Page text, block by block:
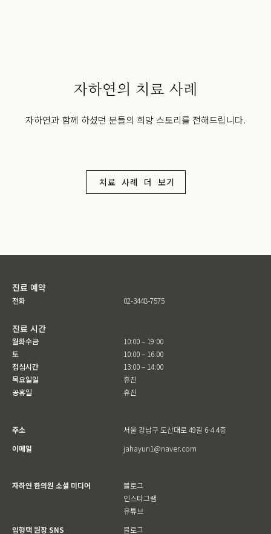
자하연의 치료 사례
자하연과 함께 하셨던 분들의 희망 스토리를 전해드립니다.
치료 사례 더 보기
진료 예약
전화 02-3448-7575
진료 시간
월화수금
토
점심시간
목요일일
공휴일
10:00 – 19:00
10:00 – 16:00
13:00 – 14:00
휴진
휴진
주소
서울 강남구 도산대로 49길 6-4 4층
이메일
jahayun1@naver.com
자하연 한의원 소셜 미디어
블로그
인스타그램
유튜브
임형택 원장 SNS
블로그